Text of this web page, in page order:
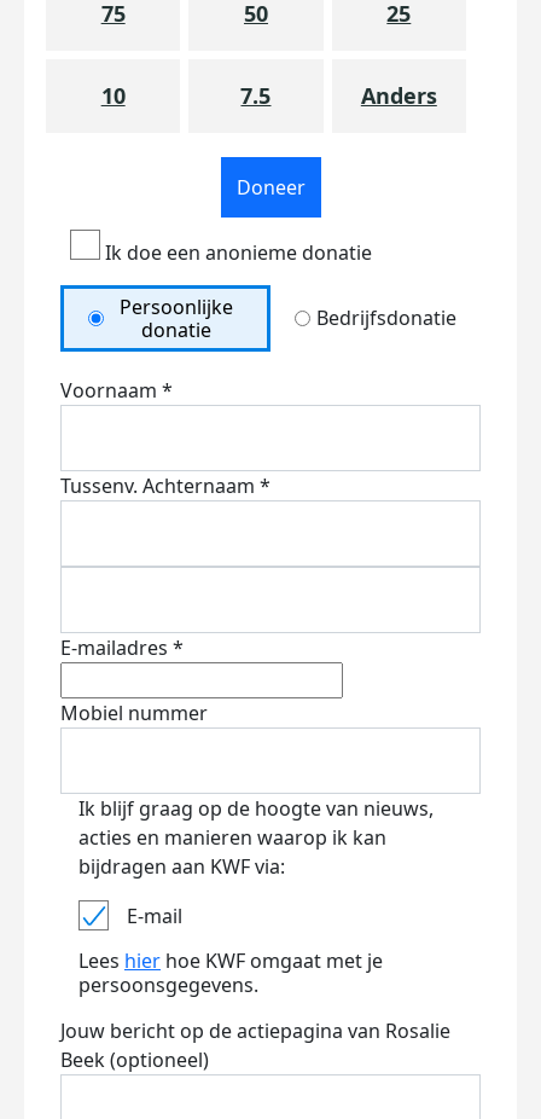
75 50 25
10 7.5 Anders
Doneer
Ik doe een anonieme donatie
Persoonlijke
donatie
Bedrijfsdonatie
Voornaam *
Tussenv. Achternaam *
E-mailadres *
Mobiel nummer
Ik blijf graag op de hoogte van nieuws,
acties en manieren waarop ik kan
bijdragen aan KWF via:
E-mail
Lees hier hoe KWF omgaat met je
persoonsgegevens.
Jouw bericht op de actiepagina van Rosalie
Beek (optioneel)